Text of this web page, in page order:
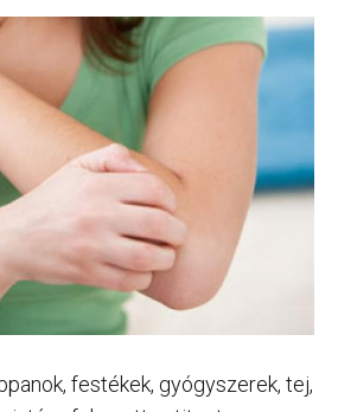
festékek, gyógyszerek, tej,